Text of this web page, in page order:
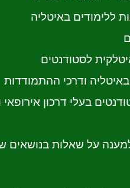
ללימודים באיטליה
לסטודנטים
ודרכי ההתמודדות
בעלי דרכון אירופאי
על שאלות בנושאים